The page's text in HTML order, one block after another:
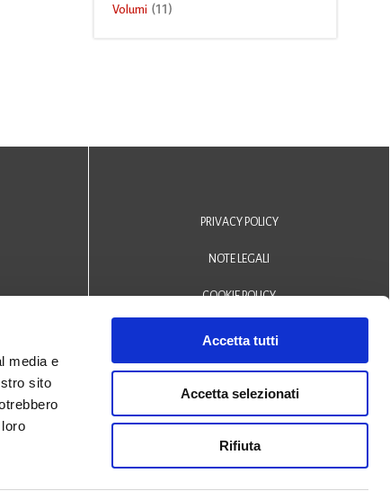
media e
sito
Accetta tutti
Accetta selezionati
Rifiuta
Volumi (11)
PRIVACY POLICY
NOTE LEGALI
COOKIE POLICY
DICHIARAZIONE DI ACCESSIBILITÀ
© 2024 Biblioteca Comunale
San Biagio Monselice -